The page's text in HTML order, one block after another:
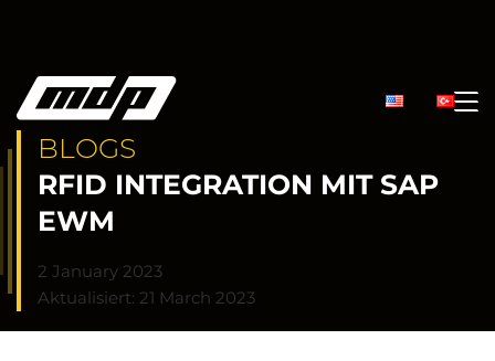
BLOGS
RFID INTEGRATION MIT SAP
EWM
2 January 2023
Aktualisiert: 21 March 2023